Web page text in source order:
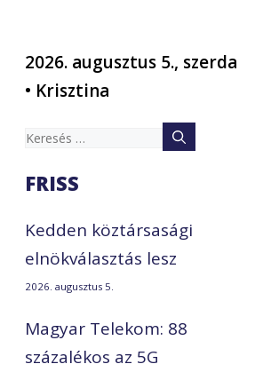
2026. augusztus 5., szerda
• Krisztina
Keresés:
FRISS
Kedden köztársasági
elnökválasztás lesz
2026. augusztus 5.
Magyar Telekom: 88
százalékos az 5G